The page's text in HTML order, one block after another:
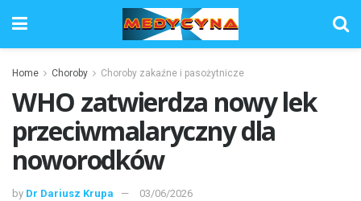
Home Choroby Choroby zakaźne i pasożytnicze
WHO zatwierdza nowy lek
przeciwmalaryczny dla
noworodków
by Dr Dariusz Krupa 03/06/2026